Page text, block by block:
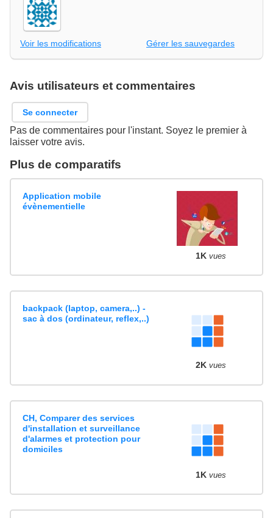
Voir les modifications Gérer les sauvegardes
Avis utilisateurs et commentaires
Se connecter
Pas de commentaires pour l'instant. Soyez le premier à
laisser votre avis.
Plus de comparatifs
Application mobile
évènementielle
1K vues
backpack (laptop, camera,..) -
sac à dos (ordinateur, reflex,..)
2K vues
CH, Comparer des services
d'installation et surveillance
d'alarmes et protection pour
domiciles
1K vues